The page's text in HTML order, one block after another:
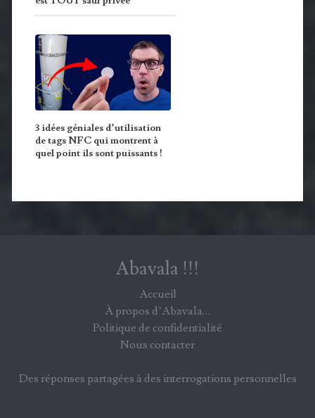
3 idées géniales d’utilisation
de tags NFC qui montrent à
quel point ils sont puissants !
Abavala !!!
Accueil
À propos d’Abavala…
Politique de confidentialité
Nous contacter
Des réponses partagées à des interrogations personnelles